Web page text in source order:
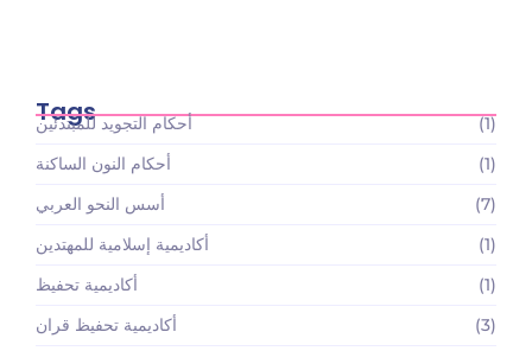
Tags
أحكام التجويد للمبتدئين
(1)
أحكام النون الساكنة
(1)
أسس النحو العربي
(7)
أكاديمية إسلامية للمهتدين
(1)
أكاديمية تحفيظ
(1)
أكاديمية تحفيظ قران
(3)